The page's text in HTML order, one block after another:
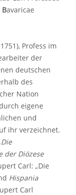
Bavaricae
Profess im
der
deutschen
des
Nation
eigene
und
ihr verzeichnet.
Die
der Diözese
Carl: „Die
Hispania
Carl